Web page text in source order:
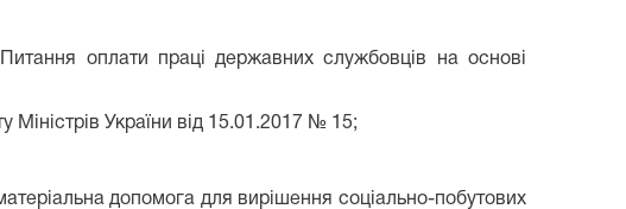
оплати праці державних службовців на основі
України від 15.01.2017 № 15;
допомога для вирішення соціально-побутових